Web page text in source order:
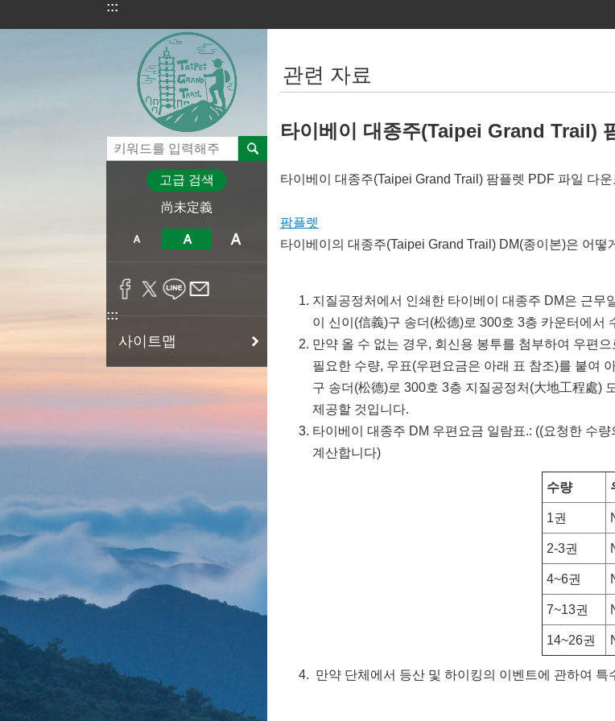
기본 콘텐츠 블록으로 건너 뛰기
:::
고급 검색
尚未定義
:::
사이트맵
관련 자료
타이베이 대종주(Taipei Grand Trail)
타이베이 대종주(Taipei Grand Trail) 팜플렛 PDF 파일 다운
팜플렛
타이베이의 대종주(Taipei Grand Trail) DM(종이본)은 어떻
지질공정처에서 인쇄한 타이베이 대종주 DM은 근무
이 신이(信義)구 송더(松德)로 300호 3층 카운터에서
만약 올 수 없는 경우, 회신용 봉투를 첨부하여 우편
필요한 수량, 우표(우편요금은 아래 표 참조)를 붙여
구 송더(松德)로 300호 3층 지질공정처(大地工程處)
제공할 것입니다.
타이베이 대종주 DM 우편요금 일람표.: ((요청한 수
계산합니다)
수량
1권
2-3권
4~6권
7~13권
14~26권
만약 단체에서 등산 및 하이킹의 이벤트에 관하여